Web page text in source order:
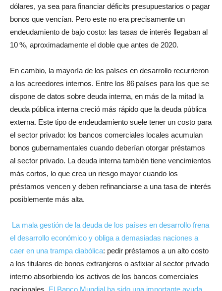
dólares, ya sea para financiar déficits presupuestarios o pagar
bonos que vencían. Pero este no era precisamente un
endeudamiento de bajo costo: las tasas de interés llegaban al
10 %, aproximadamente el doble que antes de 2020.
En cambio, la mayoría de los países en desarrollo recurrieron
a los acreedores internos. Entre los 86 países para los que se
dispone de datos sobre deuda interna, en más de la mitad la
deuda pública interna creció más rápido que la deuda pública
externa. Este tipo de endeudamiento suele tener un costo para
el sector privado: los bancos comerciales locales acumulan
bonos gubernamentales cuando deberían otorgar préstamos
al sector privado. La deuda interna también tiene vencimientos
más cortos, lo que crea un riesgo mayor cuando los
préstamos vencen y deben refinanciarse a una tasa de interés
posiblemente más alta.
La mala gestión de la deuda de los países en desarrollo frena
el desarrollo económico y obliga a demasiadas naciones a
caer en una trampa diabólica: pedir préstamos a un alto costo
a los titulares de bonos extranjeros o asfixiar al sector privado
interno absorbiendo los activos de los bancos comerciales
nacionales. El Banco Mundial ha sido una importante ayuda